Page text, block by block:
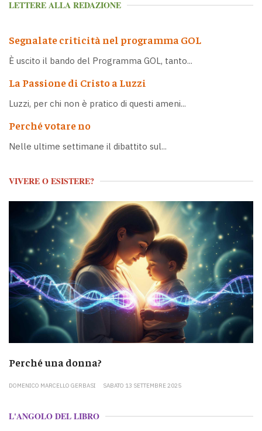
LETTERE ALLA REDAZIONE
Segnalate criticità nel programma GOL
È uscito il bando del Programma GOL, tanto...
La Passione di Cristo a Luzzi
Luzzi, per chi non è pratico di questi ameni...
Perché votare no
Nelle ultime settimane il dibattito sul...
VIVERE O ESISTERE?
Perché una donna?
DOMENICO MARCELLO GERBASI SABATO 13 SETTEMBRE 2025
L'ANGOLO DEL LIBRO